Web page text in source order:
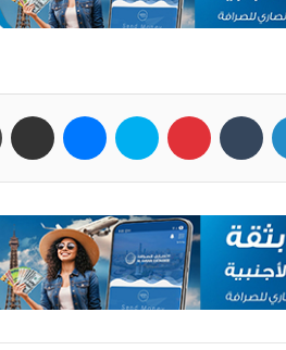
لينكدإن بينتيريست سكايب ماسنجر